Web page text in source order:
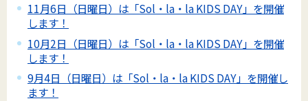
11月6日（日曜日）は「Sol・la・la KIDS DAY」を開催
します！
10月2日（日曜日）は「Sol・la・la KIDS DAY」を開催
します！
9月4日（日曜日）は「Sol・la・la KIDS DAY」を開催し
ます！